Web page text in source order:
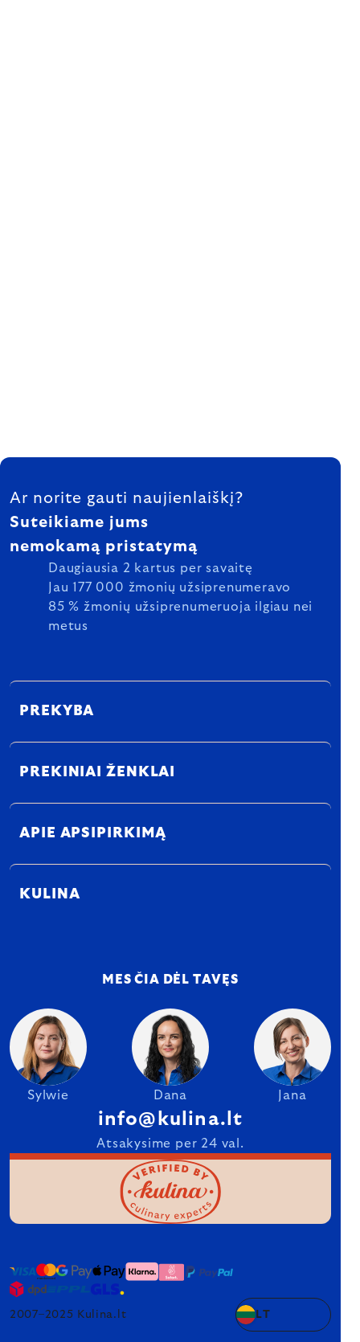
FOOTER
Ar norite gauti naujienlaiškį?
Suteikiame jums
nemokamą pristatymą
Daugiausia 2 kartus per savaitę
Jau 177 000 žmonių užsiprenumeravo
85 % žmonių užsiprenumeruoja ilgiau nei
metus
PREKYBA
PREKINIAI ŽENKLAI
APIE APSIPIRKIMĄ
KULINA
MES ČIA DĖL TAVĘS
Sylwie Dana Jana
info@kulina.lt
Atsakysime per 24 val.
2007–2025 Kulina.lt LT